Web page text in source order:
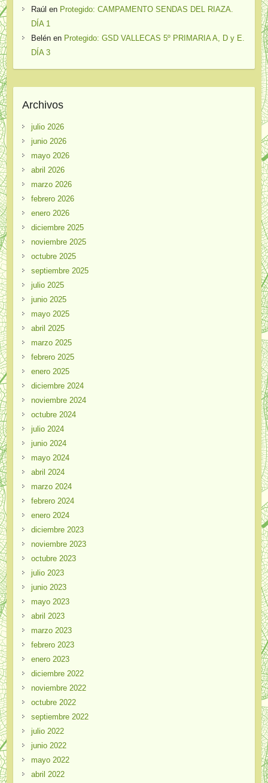
Raúl en Protegido: CAMPAMENTO SENDAS DEL RIAZA.
DÍA 1
Belénen Protegido: GSD VALLECAS 5º PRIMARIA A, D y E.
DÍA 3
Archivos
julio 2026
junio 2026
mayo 2026
abril 2026
marzo 2026
febrero 2026
enero 2026
diciembre 2025
noviembre 2025
octubre 2025
septiembre 2025
julio 2025
junio 2025
mayo 2025
abril 2025
marzo 2025
febrero 2025
enero 2025
diciembre 2024
noviembre 2024
octubre 2024
julio 2024
junio 2024
mayo 2024
abril 2024
marzo 2024
febrero 2024
enero 2024
diciembre 2023
noviembre 2023
octubre 2023
julio 2023
junio 2023
mayo 2023
abril 2023
marzo 2023
febrero 2023
enero 2023
diciembre 2022
noviembre 2022
octubre 2022
septiembre 2022
julio 2022
junio 2022
mayo 2022
abril 2022